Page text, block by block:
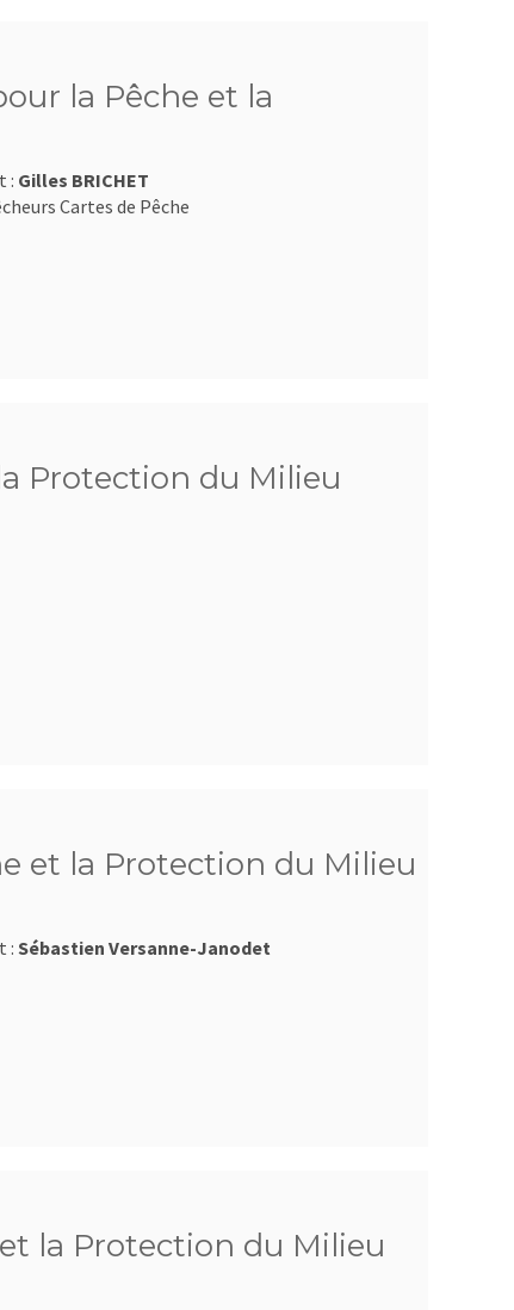
la Pêche et la
: Gilles BRICHET
Cartes de Pêche
Protection du Milieu
et la Protection du Milieu
: Sébastien Versanne-Janodet
la Protection du Milieu